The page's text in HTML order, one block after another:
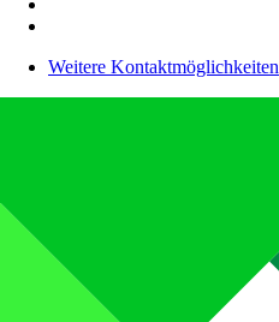
Weitere Kontaktmöglichkeiten